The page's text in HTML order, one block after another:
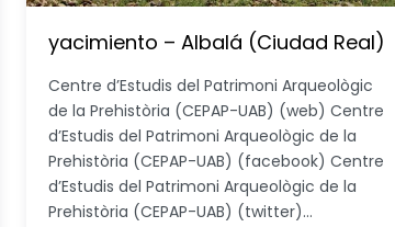
yacimiento – Albalá (Ciudad Real)
Centre d’Estudis del Patrimoni Arqueològic
de la Prehistòria (CEPAP-UAB) (web) Centre
d’Estudis del Patrimoni Arqueològic de la
Prehistòria (CEPAP-UAB) (facebook) Centre
d’Estudis del Patrimoni Arqueològic de la
Prehistòria (CEPAP-UAB) (twitter)…